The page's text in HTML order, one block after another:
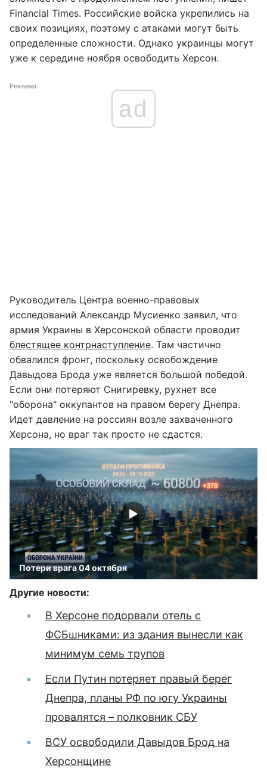
Financial Times. Российские войска укрепились на
своих позициях, поэтому с атаками могут быть
определенные сложности. Однако украинцы могут
уже к середине ноября освободить Херсон.
Реклама
ad
Руководитель Центра военно-правовых
исследований Александр Мусиенко заявил, что
армия Украины в Херсонской области проводит
блестящее контрнаступление. Там частично
обвалился фронт, поскольку освобождение
Давыдова Брода уже является большой победой.
Если они потеряют Снигиревку, рухнет все
"оборона" оккупантов на правом берегу Днепра.
Идет давление на россиян возле захваченного
Херсона, но враг так просто не сдастся.
Потери врага 04 октября
Другие новости:
В Херсоне подорвали отель с
ФСБшниками: из здания вынесли как
минимум семь трупов
Если Путин потеряет правый берег
Днепра, планы РФ по югу Украины
провалятся – полковник СБУ
ВСУ освободили Давыдов Брод на
Херсонщине